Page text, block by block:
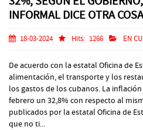
INFORMAL DICE OTRA COSA
18-03-2024 Hits: 1266 EN
De acuerdo con la estatal Oficina de
alimentación, el transporte y los
los gastos de los cubanos. La
febrero un 32,8% con respecto al
publicados por la estatal Oficina de
que no ti...